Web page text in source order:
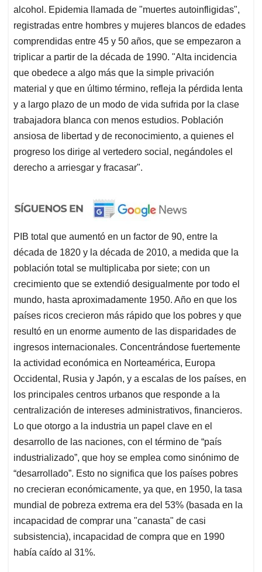
alcohol. Epidemia llamada de "muertes autoinfligidas",
registradas entre hombres y mujeres blancos de edades
comprendidas entre 45 y 50 años, que se empezaron a
triplicar a partir de la década de 1990. "Alta incidencia
que obedece a algo más que la simple privación
material y que en último término, refleja la pérdida lenta
y a largo plazo de un modo de vida sufrida por la clase
trabajadora blanca con menos estudios. Población
ansiosa de libertad y de reconocimiento, a quienes el
progreso los dirige al vertedero social, negándoles el
derecho a arriesgar y fracasar".
PIB total que aumentó en un factor de 90, entre la
década de 1820 y la década de 2010, a medida que la
población total se multiplicaba por siete; con un
crecimiento que se extendió desigualmente por todo el
mundo, hasta aproximadamente 1950. Año en que los
países ricos crecieron más rápido que los pobres y que
resultó en un enorme aumento de las disparidades de
ingresos internacionales. Concentrándose fuertemente
la actividad económica en Norteamérica, Europa
Occidental, Rusia y Japón, y a escalas de los países, en
los principales centros urbanos que responde a la
centralización de intereses administrativos, financieros.
Lo que otorgo a la industria un papel clave en el
desarrollo de las naciones, con el término de “país
industrializado”, que hoy se emplea como sinónimo de
“desarrollado”. Esto no significa que los países pobres
no crecieran económicamente, ya que, en 1950, la tasa
mundial de pobreza extrema era del 53% (basada en la
incapacidad de comprar una "canasta" de casi
subsistencia), incapacidad de compra que en 1990
había caído al 31%.